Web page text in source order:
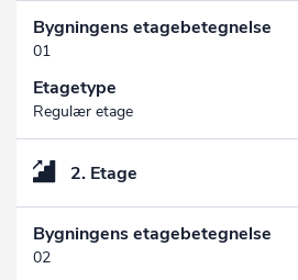
Bygningens etagebetegnelse
01
Etagetype
Regulær etage
2. Etage
Bygningens etagebetegnelse
02